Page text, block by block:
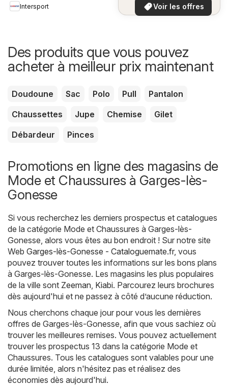
Intersport
Voir les offres
Des produits que vous pouvez
acheter à meilleur prix maintenant
Doudoune Sac Polo Pull
Pantalon
Chaussettes
Jupe Chemise
Gilet
Débardeur
Pinces
Promotions en ligne des magasins de
Mode et Chaussures à Garges-lès-
Gonesse
Si vous recherchez les derniers prospectus et catalogues
de la catégorie Mode et Chaussures à Garges-lès-
Gonesse, alors vous êtes au bon endroit ! Sur notre site
Web Garges-lès-Gonesse - Cataloguemate.fr, vous
pouvez trouver toutes les informations sur les bons plans
à Garges-lès-Gonesse. Les magasins les plus populaires
de la ville sont Zeeman, Kiabi. Parcourez leurs brochures
dès aujourd'hui et ne passez à côté d’aucune réduction.
Nous cherchons chaque jour pour vous les dernières
offres de Garges-lès-Gonesse, afin que vous sachiez où
trouver les meilleures remises. Vous pouvez actuellement
trouver les prospectus 13 dans la catégorie Mode et
Chaussures. Tous les catalogues sont valables pour une
durée limitée, alors n'hésitez pas et réalisez des
économies dès aujourd'hui.